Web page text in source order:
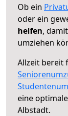
Ob ein
oder ein
helfen,
umziehen
Allzeit bereit
eine optimale
Albstadt.